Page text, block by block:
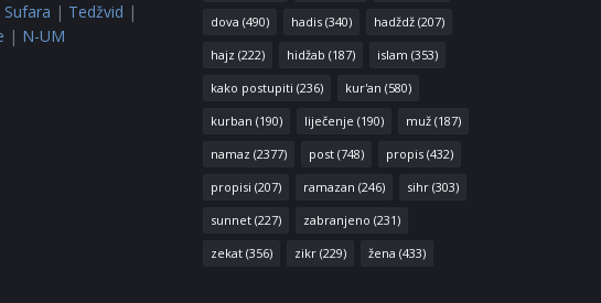
Sufara | Tedžvid |
| N-UM
dova (490) hadis(340) hadždž(207)
hajz (222) hidžab (187) islam (353)
kako postupiti (236) kur'an (580)
kurban (190) liječenje (190) muž(187)
namaz (2377) post(748) propis(432)
propisi (207) ramazan (246) sihr(303)
sunnet(227) zabranjeno (231)
zekat(356) zikr(229) žena (433)